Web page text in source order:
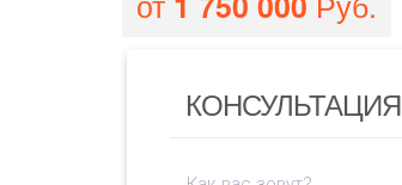
КОНСУЛЬТАЦИЯ